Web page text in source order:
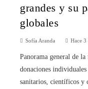
grandes y su
globales
Sofía Aranda Hace 3
Panorama general de
donaciones
sanitarios, científicos y